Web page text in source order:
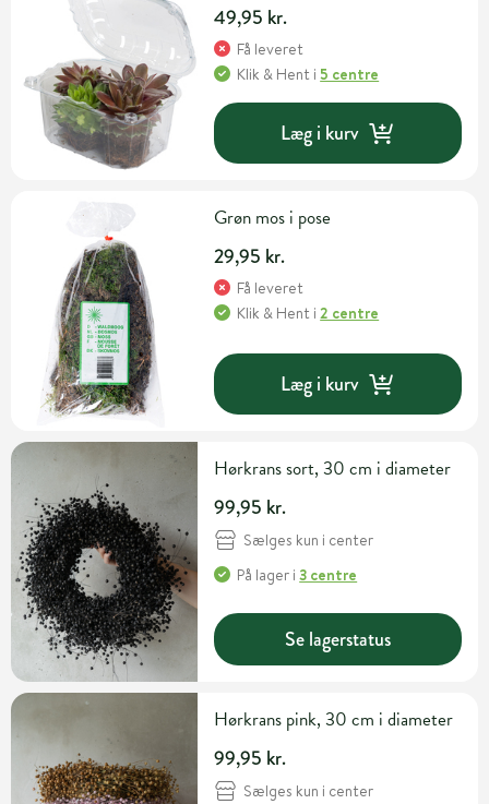
49,95 kr.
Få leveret
Klik & Hent i5 centre
Læg i kurv
Grøn mos i pose
29,95 kr.
Få leveret
Klik & Hent i2 centre
Læg i kurv
Hørkrans sort, 30 cm i diameter
99,95 kr.
Sælges kun i center
På lager i3 centre
Se lagerstatus
Hørkrans pink, 30 cm i diameter
99,95 kr.
Sælges kun i center